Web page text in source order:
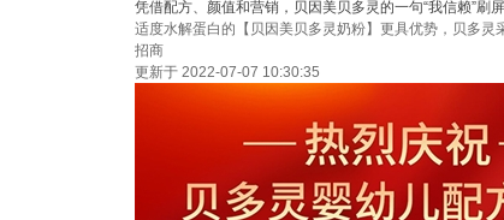
凭借配方、颜值和营销，贝因美贝多灵的一句“我信赖”刷
适度水解蛋白的【贝因美贝多灵奶粉】更具优势，贝多
招商
更新于 2022-07-07 10:30:35